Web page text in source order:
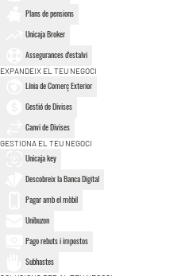
Plans de pensions
Unicaja Broker
Assegurances d'estalvi
EXPANDEIX EL TEU NEGOCI
Línia de Comerç Exterior
Gestió de Divises
Canvi de Divises
GESTIONA EL TEU NEGOCI
Unicaja key
Descobreix la Banca Digital
Pagar amb el mòbil
Unibuzon
Pago rebuts i impostos
Subhastes